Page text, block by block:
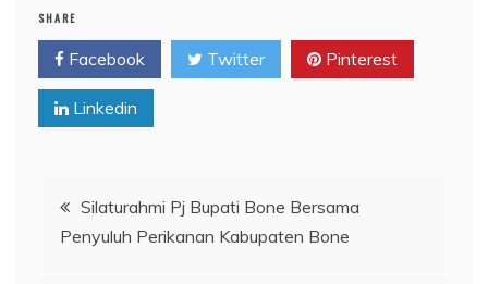
SHARE
Facebook Twitter Pinterest
Linkedin
Navigasi
pos
Silaturahmi Pj Bupati Bone Bersama
Penyuluh Perikanan Kabupaten Bone